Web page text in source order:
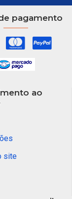
pagamento
ao
site